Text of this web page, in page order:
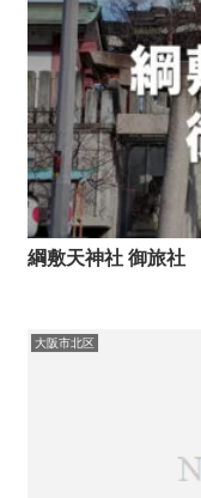
綱敷天神社 御旅社
大阪市北区